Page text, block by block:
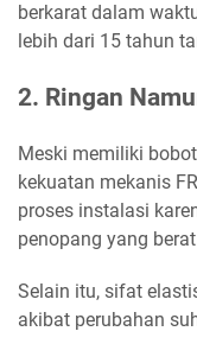
berkarat dalam
lebih dari 15 tahun
2. Ringan
Meski memiliki
kekuatan mekanis
proses instalasi
penopang yang
Selain itu, sifat
akibat perubahan